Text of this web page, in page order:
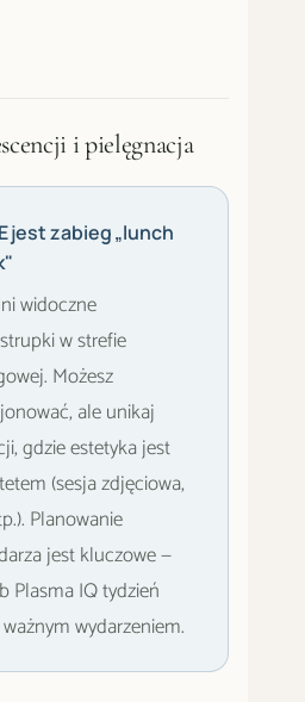
i pielęgnacja
jest zabieg „lunch
widoczne
w strefie
Możesz
ale unikaj
gdzie estetyka jest
(sesja zdjęciowa,
Planowanie
jest kluczowe —
Plasma IQ tydzień
wydarzeniem.